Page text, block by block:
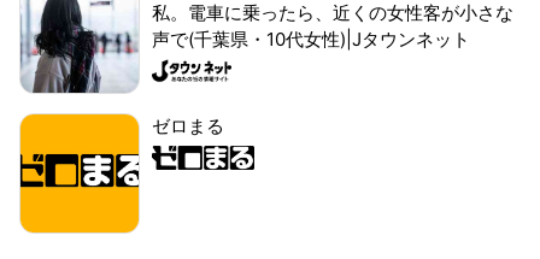
私。電車に乗ったら、近くの女性客が小さな
声で(千葉県・10代女性)|Jタウンネット
ゼロまる